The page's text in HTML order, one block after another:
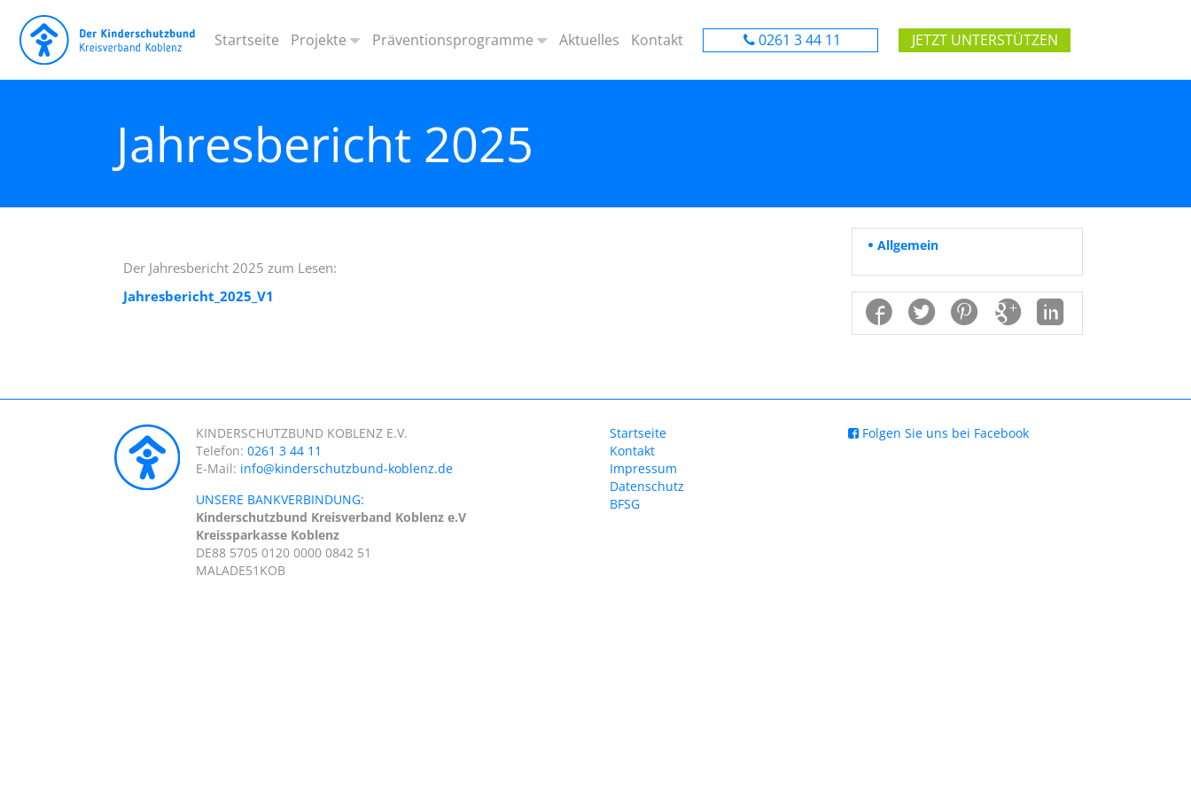
Startseite Projekte
Kinder zu Tisch
Präventionsprogramme
Präventionsprogramme Grundschule
Aktuelles Kontakt 0261 3 44 11 JETZT UNTERSTÜTZEN
Jahresbericht 2025
Der Jahresbericht 2025 zum Lesen:
Jahresbericht_2025_V1
Allgemein
KINDERSCHUTZBUND KOBLENZ E.V.
Telefon: 0261 3 44 11
E-Mail: info@kinderschutzbund-koblenz.de
UNSERE BANKVERBINDUNG:
Kinderschutzbund Kreisverband Koblenz e.V
Kreissparkasse Koblenz
DE88 5705 0120 0000 0842 51
MALADE51KOB
Startseite
Kontakt
Impressum
Datenschutz
BFSG
Folgen Sie uns bei Facebook